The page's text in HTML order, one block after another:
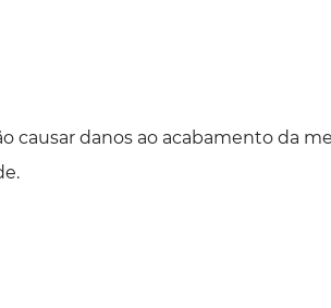
causar danos ao acabamento da